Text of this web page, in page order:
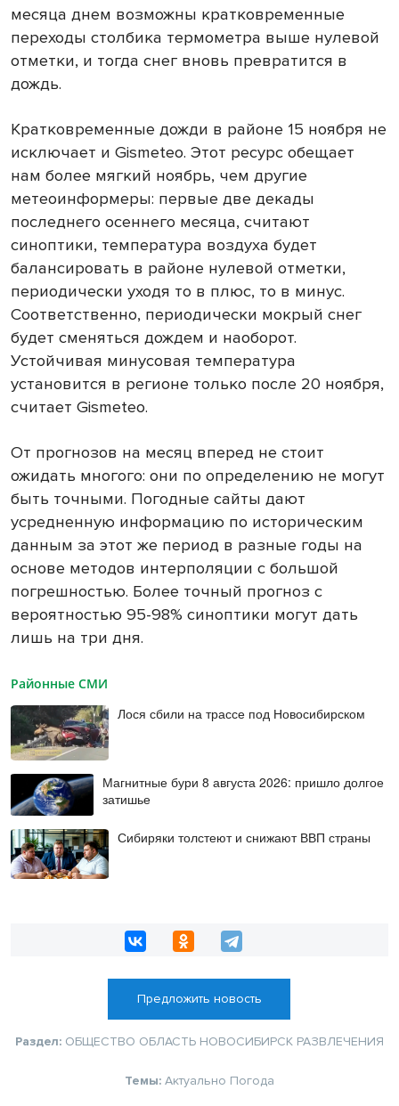
месяца днем возможны кратковременные
переходы столбика термометра выше нулевой
отметки, и тогда снег вновь превратится в
дождь.
Кратковременные дожди в районе 15 ноября не
исключает и Gismeteo. Этот ресурс обещает
нам более мягкий ноябрь, чем другие
метеоинформеры: первые две декады
последнего осеннего месяца, считают
синоптики, температура воздуха будет
балансировать в районе нулевой отметки,
периодически уходя то в плюс, то в минус.
Соответственно, периодически мокрый снег
будет сменяться дождем и наоборот.
Устойчивая минусовая температура
установится в регионе только после 20 ноября,
считает Gismeteo.
От прогнозов на месяц вперед не стоит
ожидать многого: они по определению не могут
быть точными. Погодные сайты дают
усредненную информацию по историческим
данным за этот же период в разные годы на
основе методов интерполяции с большой
погрешностью. Более точный прогноз с
вероятностью 95-98% синоптики могут дать
лишь на три дня.
Районные СМИ
Лося сбили на трассе под Новосибирском
Магнитные бури 8 августа 2026: пришло долгое
затишье
Сибиряки толстеют и снижают ВВП страны
Предложить новость
Раздел: ОБЩЕСТВО ОБЛАСТЬ НОВОСИБИРСК РАЗВЛЕЧЕНИЯ
Темы: Актуально Погода